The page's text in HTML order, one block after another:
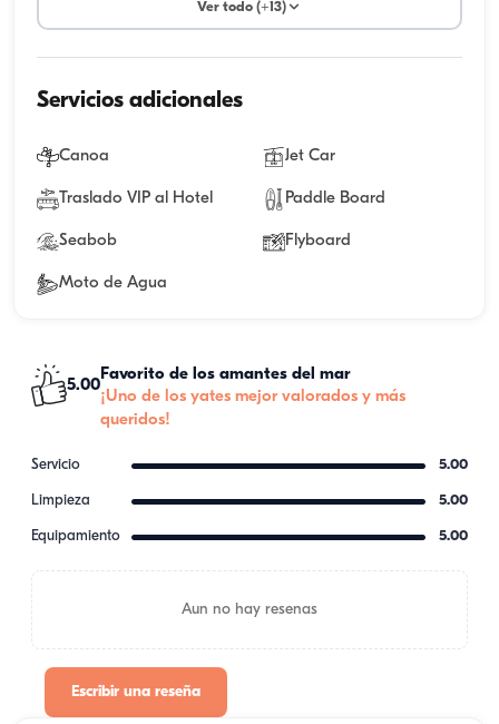
Ver todo (+13)
Servicios adicionales
Canoa Jet Car
Traslado VIP al Hotel Paddle Board
Seabob Flyboard
Moto de Agua
5.00
Favorito de los amantes del mar
¡Uno de los yates mejor valorados y más
queridos!
Servicio 5.00
Limpieza 5.00
Equipamiento 5.00
Aun no hay resenas
Escribir una reseña